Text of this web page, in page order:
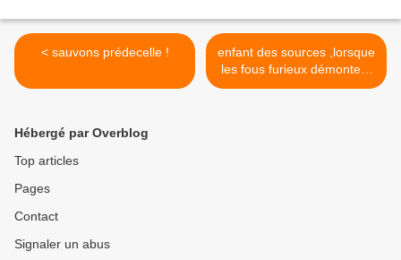
< sauvons prédecelle !
enfant des sources ,lorsque
les fous furieux démontent
>
Hébergé par Overblog
Top articles
Pages
Contact
Signaler un abus